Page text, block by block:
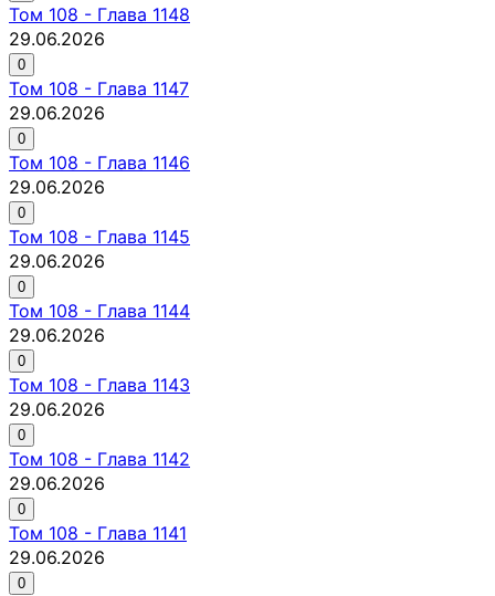
Том 108 - Глава 1148
29.06.2026
0
Том 108 - Глава 1147
29.06.2026
0
Том 108 - Глава 1146
29.06.2026
0
Том 108 - Глава 1145
29.06.2026
0
Том 108 - Глава 1144
29.06.2026
0
Том 108 - Глава 1143
29.06.2026
0
Том 108 - Глава 1142
29.06.2026
0
Том 108 - Глава 1141
29.06.2026
0